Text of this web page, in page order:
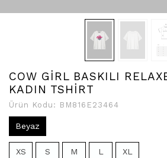
COW GİRL BASKILI
KADIN TSHİRT
Ürün Kodu: BM816E23464
Beyaz
XS S M L XL